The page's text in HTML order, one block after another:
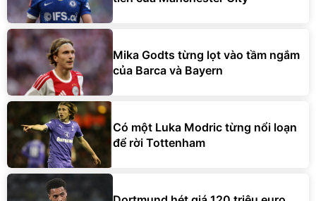
Mika Godts từng lọt vào tầm ngắm
của Barca và Bayern
Có một Luka Modric từng nổi loạn
để rời Tottenham